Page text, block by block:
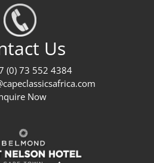
Us
(0) 73 552 4384
Now